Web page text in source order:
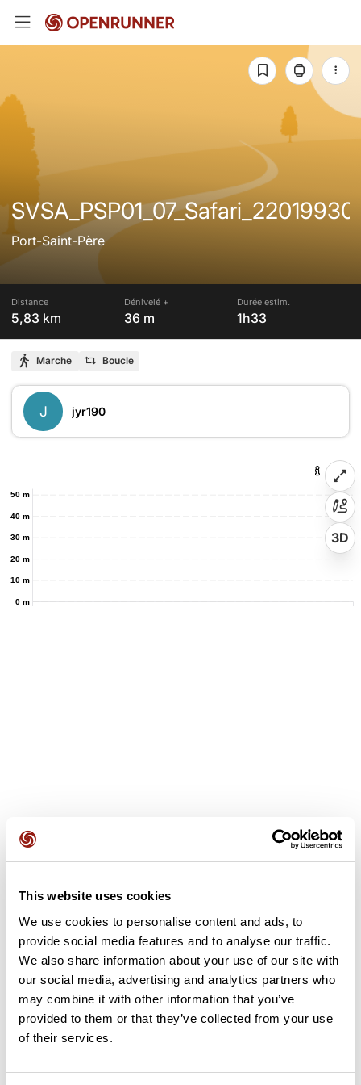
This website uses cookies
We use cookies to personalise content and ads, to
provide social media features and to analyse our traffic.
We also share information about your use of our site with
our social media, advertising and analytics partners who
may combine it with other information that you’ve
provided to them or that they’ve collected from your use
of their services.
SVSA_PSP01_07_Safari_22019930
Port-Saint-Père
Distance
5,83 km
Dénivelé +
36 m
Durée estim.
1h33
Marche Boucle
J jyr190
0 m
10 m
20 m
30 m
40 m
50 m
3D
Avis des utilisateurs
Soyez le premier à ajouter un avis !
Ajouter un avis